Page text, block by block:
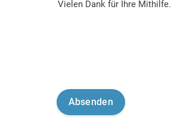
Vielen Dank für Ihre Mithilfe.